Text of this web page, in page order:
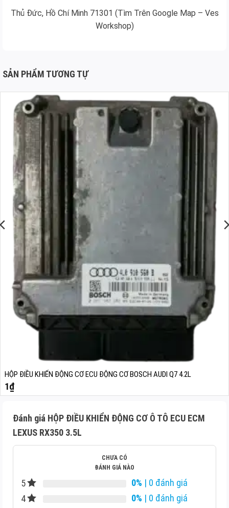
Thủ Đức, Hồ Chí Minh 71301 (Tìm Trên Google Map – Ves
Workshop)
SẢN PHẨM TƯƠNG TỰ
HỘP ĐIỀU KHIỂN ĐỘNG CƠ ECU ĐỘNG CƠ BOSCH AUDI Q7 4.2L
1₫
Đánh giá HỘP ĐIỀU KHIỂN ĐỘNG CƠ Ô TÔ ECU ECM
LEXUS RX350 3.5L
CHƯA CÓ
ĐÁNH GIÁ NÀO
5 0% | 0 đánh giá
4
0% | 0 đánh giá